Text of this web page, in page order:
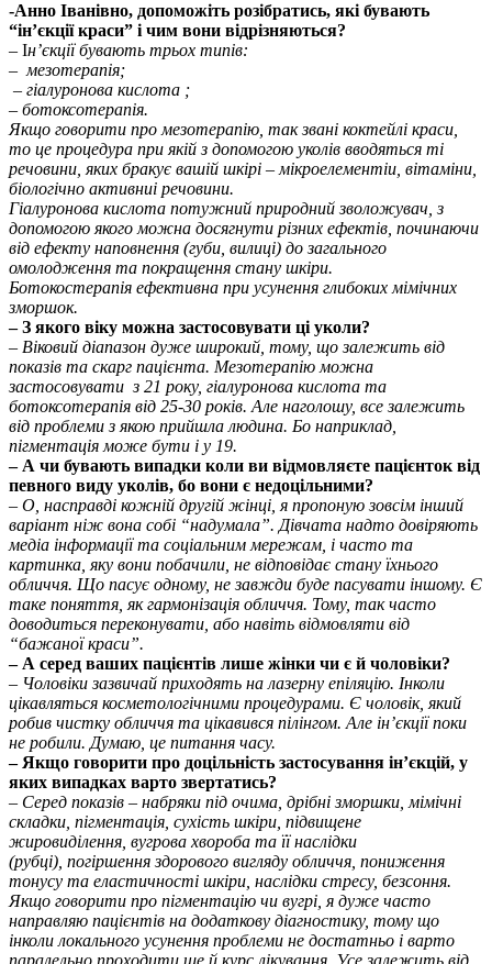
-Анно Іванівно, допоможіть розібратись, які бувають
“ін’єкції краси” і чим вони відрізняються?
– Ін’єкції бувають трьох типів:
– мезотерапія;
– гіалуронова кислота ;
– ботоксотерапія.
Якщо говорити про мезотерапію, так звані коктейлі краси,
то це процедура при якій з допомогою уколів вводяться ті
речовини, яких бракує вашій шкірі – мікроелементіи, вітаміни,
біологічно активниі речовини.
Гіалуронова кислота потужний природний зволожувач, з
допомогою якого можна досягнути різних ефектів, починаючи
від ефекту наповнення (губи, вилиці) до загального
омолодження та покращення стану шкіри.
Ботокостерапія ефективна при усунення глибоких мімічних
зморшок.
– З якого віку можна застосовувати ці уколи?
– Віковий діапазон дуже широкий, тому, що залежить від
показів та скарг пацієнта. Мезотерапію можна
застосовувати з 21 року, гіалуронова кислота та
ботоксотерапія від 25-30 років. Але наголошу, все залежить
від проблеми з якою прийшла людина. Бо наприклад,
пігментація може бути і у 19.
– А чи бувають випадки коли ви відмовляєте пацієнток від
певного виду уколів, бо вони є недоцільними?
– О, насправді кожній другій жінці, я пропоную зовсім інший
варіант ніж вона собі “надумала”. Дівчата надто довіряють
медіа інформації та соціальним мережам, і часто та
картинка, яку вони побачили, не відповідає стану їхнього
обличчя. Що пасує одному, не завжди буде пасувати іншому. Є
таке поняття, як гармонізація обличчя. Тому, так часто
доводиться переконувати, або навіть відмовляти від
“бажаної краси”.
– А серед ваших пацієнтів лише жінки чи є й чоловіки?
– Чоловіки зазвичай приходять на лазерну епіляцію. Інколи
цікавляться косметологічними процедурами. Є чоловік, який
робив чистку обличчя та цікавився пілінгом. Але ін’єкції поки
не робили. Думаю, це питання часу.
– Якщо говорити про доцільність застосування ін’єкцій, у
яких випадках варто звертатись?
– Серед показів – набряки під очима, дрібні зморшки, мімічні
складки, пігментація, сухість шкіри, підвищене
жировиділення, вугрова хвороба та її наслідки
(рубці), погіршення здорового вигляду обличчя, пониження
тонусу та еластичності шкіри, наслідки стресу, безсоння.
Якщо говорити про пігментацію чи вугрі, я дуже часто
направляю пацієнтів на додаткову діагностику, тому що
інколи локального усунення проблеми не достатньо і варто